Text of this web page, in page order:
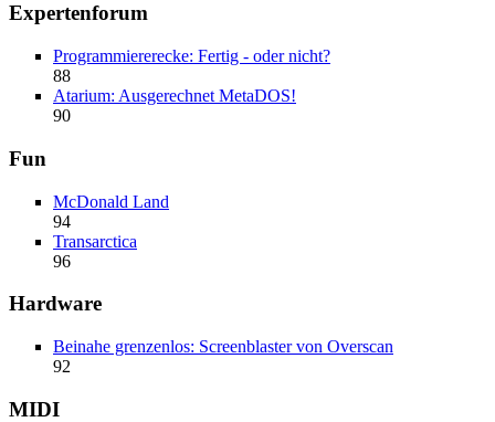
Expertenforum
Programmiererecke: Fertig - oder nicht?
88
Atarium: Ausgerechnet MetaDOS!
90
Fun
McDonald Land
94
Transarctica
96
Hardware
Beinahe grenzenlos: Screenblaster von Overscan
92
MIDI